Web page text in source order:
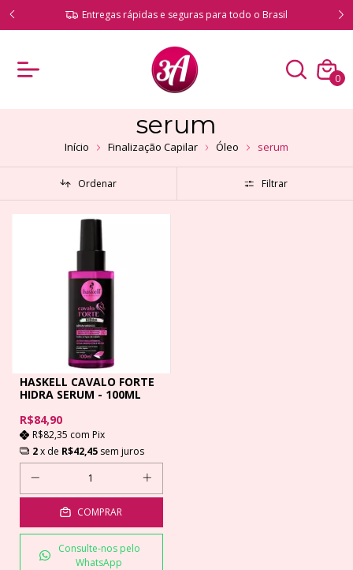
Entregas rápidas e seguras para todo o Brasil
0
serum
Início Finalização Capilar Óleo serum
Ordenar Filtrar
HASKELL CAVALO FORTE
HIDRA SERUM - 100ML
R$84,90
R$82,35 com Pix
2x de R$42,45 sem juros
COMPRAR
Consulte-nos pelo
WhatsApp